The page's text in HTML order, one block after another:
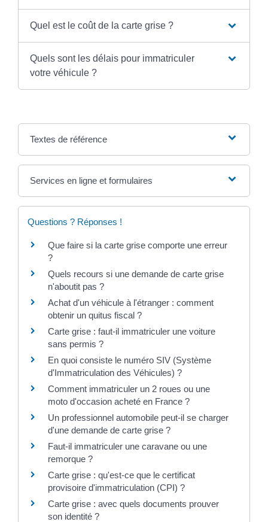
Quel est le coût de la carte grise ?
Quels sont les délais pour immatriculer
votre véhicule ?
Textes de référence
Services en ligne et formulaires
Questions ? Réponses !
Que faire si la carte grise comporte une erreur
?
Quels recours si une demande de carte grise
n'aboutit pas ?
Achat d'un véhicule à l'étranger : comment
obtenir un quitus fiscal ?
Carte grise : faut-il immatriculer une voiture
sans permis ?
En quoi consiste le numéro SIV (Système
d'Immatriculation des Véhicules) ?
Comment immatriculer un 2 roues ou une
moto d'occasion acheté en France ?
Un professionnel automobile peut-il se charger
d'une demande de carte grise ?
Faut-il immatriculer une caravane ou une
remorque ?
Carte grise : qu'est-ce que le certificat
provisoire d'immatriculation (CPI) ?
Carte grise : avec quels documents prouver
son identité ?